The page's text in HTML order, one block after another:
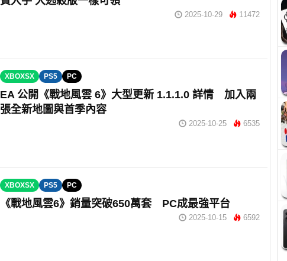
2025-10-29 11472
XBOXSX PS5 PC
EA 公開《戰地風雲 6》大型更新 1.1.1.0 詳情 加入兩
張全新地圖與首季內容
2025-10-25 6535
XBOXSX PS5 PC
《戰地風雲6》銷量突破650萬套 PC成最強平台
2025-10-15 6592